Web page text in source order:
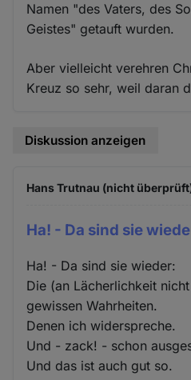
Namen "des Vaters, des
Geistes" getauft wurden.
Aber vielleicht verehren
Kreuz so sehr, weil daran
Diskussion anzeigen
Hans Trutnau (nicht
Ha! - Da sind sie
Ha! - Da sind sie wieder:
Die (an Lächerlichkeit
gewissen Wahrheiten.
Denen ich widerspreche.
Und - zack! - schon
Und das ist auch gut so.